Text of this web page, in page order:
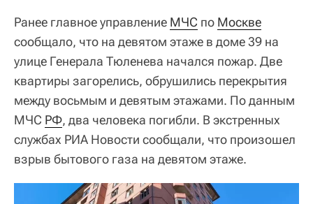
Ранее главное управление МЧС по Москве
сообщало, что на девятом этаже в доме 39 на
улице Генерала Тюленева начался пожар. Две
квартиры загорелись, обрушились перекрытия
между восьмым и девятым этажами. По данным
МЧС РФ, два человека погибли. В экстренных
службах РИА Новости сообщали, что произошел
взрыв бытового газа на девятом этаже.